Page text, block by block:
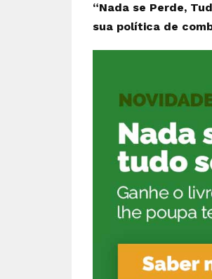
“Nada se Perde,
sua política de